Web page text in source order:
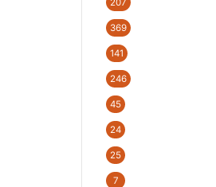
207
369
141
246
45
24
25
7